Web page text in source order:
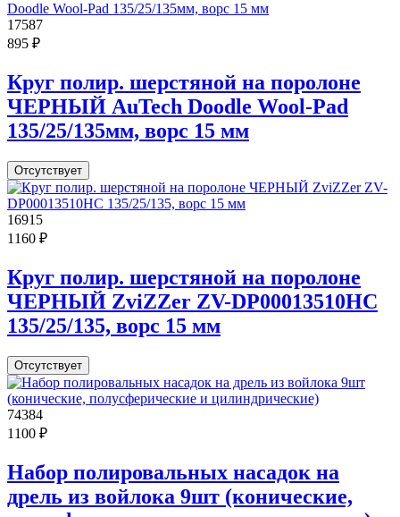
17587
895 ₽
Круг полир. шерстяной на поролоне
ЧЕРНЫЙ AuTech Doodle Wool-Pad
135/25/135мм, ворс 15 мм
Отсутствует
16915
1160 ₽
Круг полир. шерстяной на поролоне
ЧЕРНЫЙ ZviZZer ZV-DP00013510HC
135/25/135, ворс 15 мм
Отсутствует
74384
1100 ₽
Набор полировальных насадок на
дрель из войлока 9шт (конические,